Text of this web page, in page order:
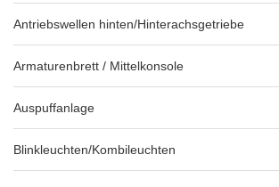
Antriebswellen hinten/Hinterachsgetriebe
Armaturenbrett / Mittelkonsole
Auspuffanlage
Blinkleuchten/Kombileuchten